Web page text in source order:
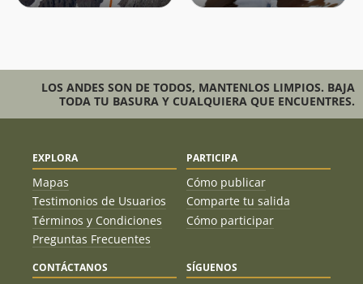
LOS ANDES SON DE TODOS, MANTENLOS LIMPIOS. BAJA
TODA TU BASURA Y CUALQUIERA QUE ENCUENTRES.
EXPLORA
Mapas
Testimonios de Usuarios
Términos y Condiciones
Preguntas Frecuentes
PARTICIPA
Cómo publicar
Comparte tu salida
Cómo participar
CONTÁCTANOS SÍGUENOS